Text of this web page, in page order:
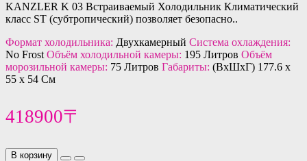
KANZLER K 03 Встраиваемый Холодильник Климатический
класс ST (субтропический) позволяет безопасно..
Формат холодильника: Двухкамерный Система охлаждения:
No Frost Объём холодильной камеры: 195 Литров Объём
морозильной камеры: 75 Литров Габариты: (ВхШхГ) 177.6 х
55 х 54 См
418900〒
В корзину